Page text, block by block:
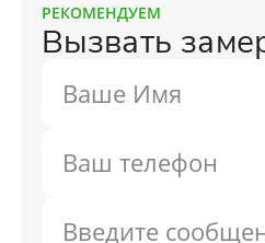
РЕКОМЕНДУЕМ
Вызвать